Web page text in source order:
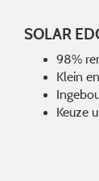
SOLAR
98%
Klein
Keuze